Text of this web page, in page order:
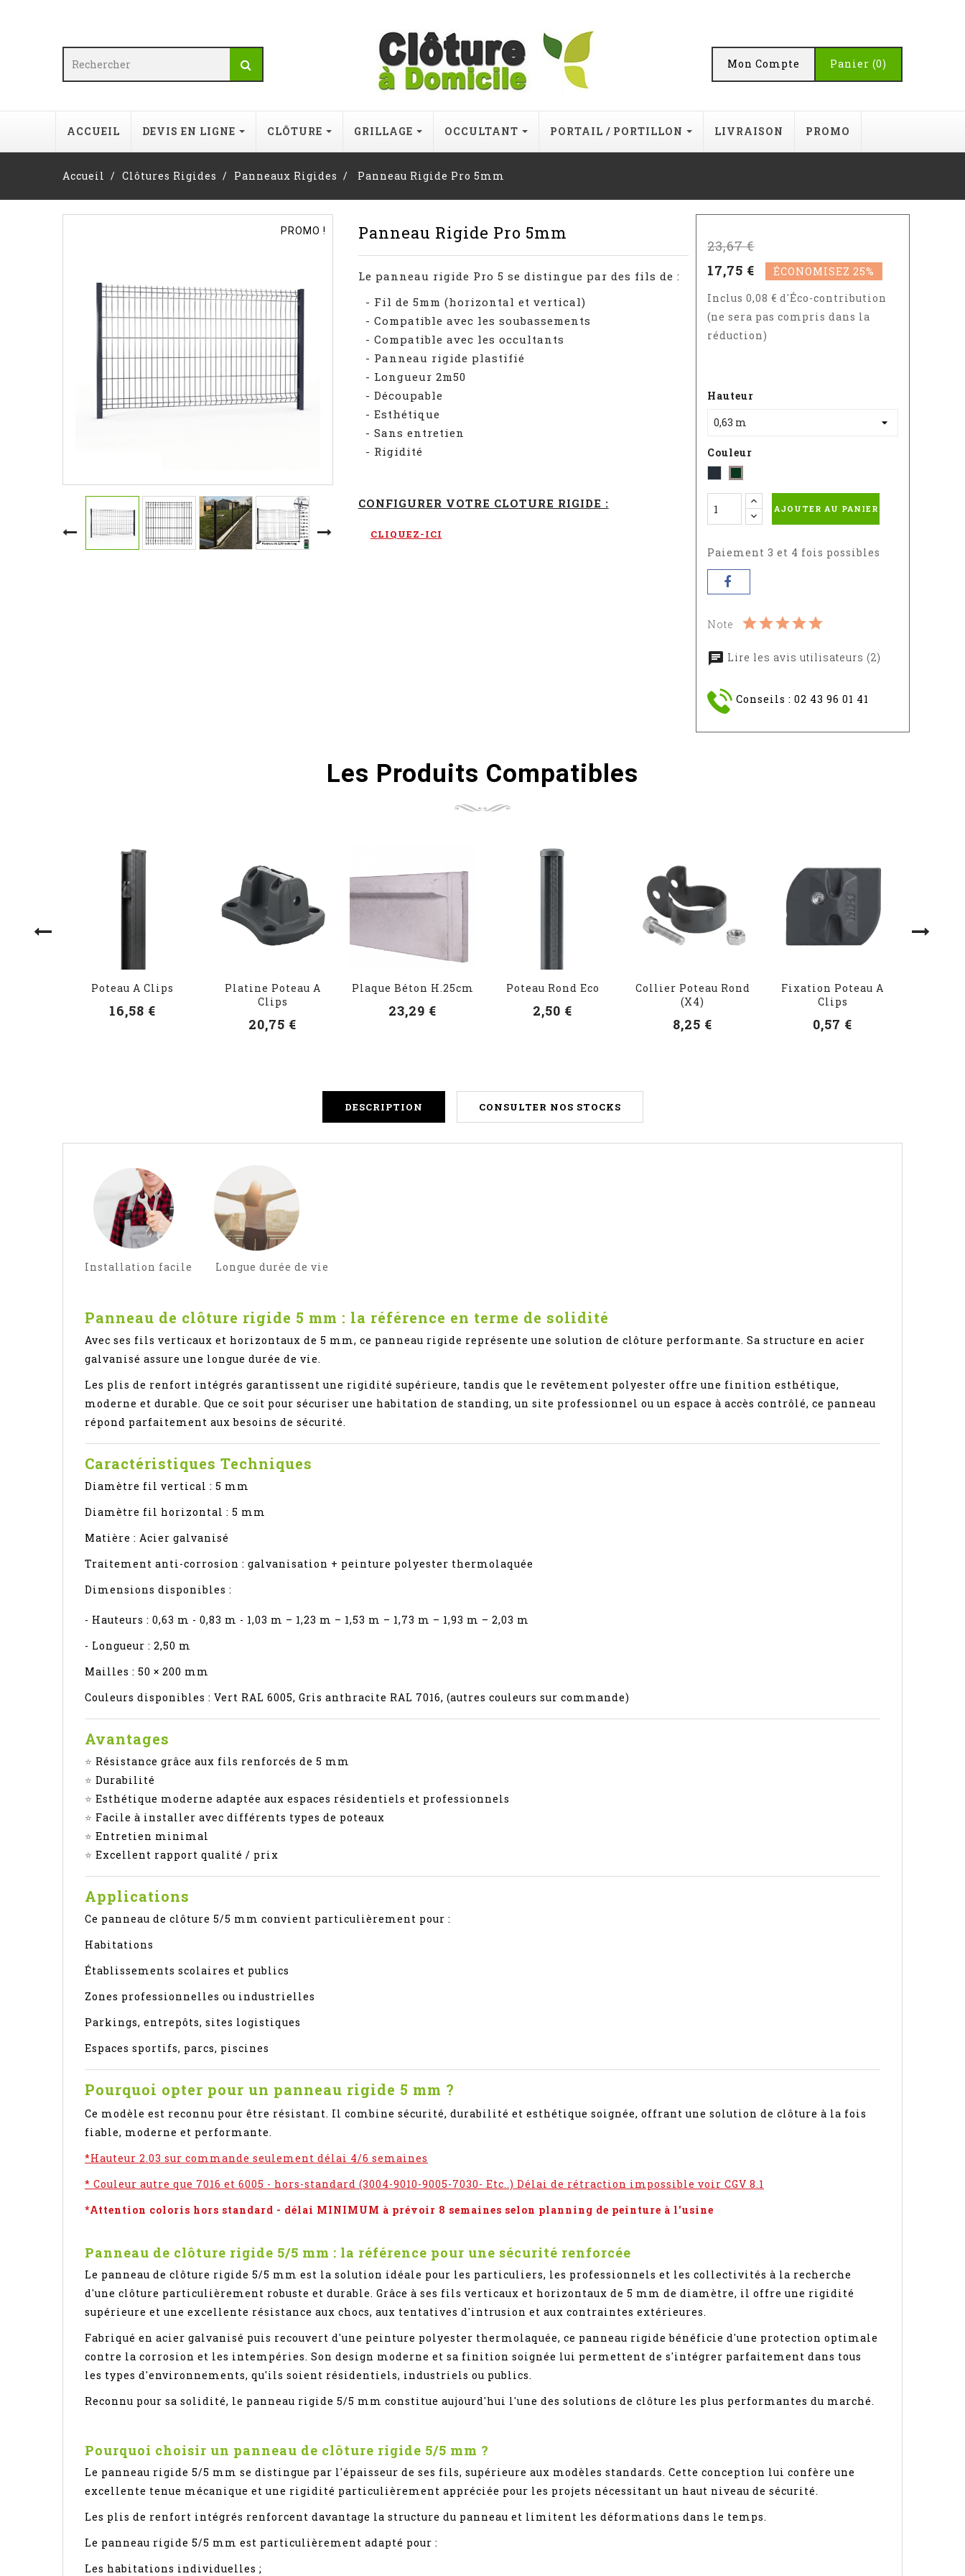
Panier (0)
Mon Compte
ACCUEIL DEVIS EN LIGNE CLÔTURE GRILLAGE OCCULTANT PORTAIL / PORTILLON LIVRAISON PROMO
Accueil Clôtures Rigides Panneaux Rigides Panneau Rigide Pro 5mm
PROMO ! Panneau Rigide Pro 5mm
Le panneau rigide Pro 5 se distingue par des fils de :
- Fil de 5mm (horizontal et vertical)
- Compatible avec les soubassements
- Compatible avec les occultants
- Panneau rigide plastifié
- Longueur 2m50
- Découpable
- Esthétique
- Sans entretien
- Rigidité
CONFIGURER VOTRE CLOTURE RIGIDE :
CLIQUEZ-ICI
23,67 €
17,75 €
ÉCONOMISEZ 25%
Inclus 0,08 € d'Éco-contribution
(ne sera pas compris dans la
réduction)
Hauteur
Couleur
Gris
-
RAL
Vert
-
RAL
AJOUTER AU PANIER
Paiement 3 et 4 fois possibles
Note
Lire les avis utilisateurs (2)
Conseils : 02 43 96 01 41
Les Produits Compatibles
Poteau A Clips
16,58 €
Platine Poteau A
Clips
20,75 €
Plaque Béton H.25cm
23,29 €
Poteau Rond Eco
2,50 €
Collier Poteau Rond
(x4)
8,25 €
Fixation Poteau A
Clips
0,57 €
DESCRIPTION CONSULTER NOS STOCKS
Installation facile Longue durée de vie
Panneau de clôture rigide 5 mm : la référence en terme de solidité
Avec ses fils verticaux et horizontaux de 5 mm, ce panneau rigide représente une solution de clôture performante. Sa structure en acier
galvanisé assure une longue durée de vie.
Les plis de renfort intégrés garantissent une rigidité supérieure, tandis que le revêtement polyester offre une finition esthétique,
moderne et durable. Que ce soit pour sécuriser une habitation de standing, un site professionnel ou un espace à accès contrôlé, ce panneau
répond parfaitement aux besoins de sécurité.
Caractéristiques Techniques
Diamètre fil vertical : 5 mm
Diamètre fil horizontal : 5 mm
Matière : Acier galvanisé
Traitement anti-corrosion : galvanisation + peinture polyester thermolaquée
Dimensions disponibles :
- Hauteurs : 0,63 m - 0,83 m - 1,03 m – 1,23 m – 1,53 m – 1,73 m – 1,93 m – 2,03 m
- Longueur : 2,50 m
Mailles : 50 × 200 mm
Couleurs disponibles : Vert RAL 6005, Gris anthracite RAL 7016, (autres couleurs sur commande)
Avantages
⭐ Résistance grâce aux fils renforcés de 5 mm
⭐ Durabilité
⭐ Esthétique moderne adaptée aux espaces résidentiels et professionnels
⭐ Facile à installer avec différents types de poteaux
⭐ Entretien minimal
⭐ Excellent rapport qualité / prix
Applications
Ce panneau de clôture 5/5 mm convient particulièrement pour :
Habitations
Établissements scolaires et publics
Zones professionnelles ou industrielles
Parkings, entrepôts, sites logistiques
Espaces sportifs, parcs, piscines
Pourquoi opter pour un panneau rigide 5 mm ?
Ce modèle est reconnu pour être résistant. Il combine sécurité, durabilité et esthétique soignée, offrant une solution de clôture à la fois
fiable, moderne et performante.
*Hauteur 2.03 sur commande seulement délai 4/6 semaines
* Couleur autre que 7016 et 6005 - hors-standard (3004-9010-9005-7030- Etc..) Délai de rétraction impossible voir CGV 8.1
*Attention coloris hors standard - délai MINIMUM à prévoir 8 semaines selon planning de peinture à l'usine
Panneau de clôture rigide 5/5 mm : la référence pour une sécurité renforcée
Le panneau de clôture rigide 5/5 mm est la solution idéale pour les particuliers, les professionnels et les collectivités à la recherche
d'une clôture particulièrement robuste et durable. Grâce à ses fils verticaux et horizontaux de 5 mm de diamètre, il offre une rigidité
supérieure et une excellente résistance aux chocs, aux tentatives d'intrusion et aux contraintes extérieures.
Fabriqué en acier galvanisé puis recouvert d'une peinture polyester thermolaquée, ce panneau rigide bénéficie d'une protection optimale
contre la corrosion et les intempéries. Son design moderne et sa finition soignée lui permettent de s'intégrer parfaitement dans tous
les types d'environnements, qu'ils soient résidentiels, industriels ou publics.
Reconnu pour sa solidité, le panneau rigide 5/5 mm constitue aujourd'hui l'une des solutions de clôture les plus performantes du marché.
Pourquoi choisir un panneau de clôture rigide 5/5 mm ?
Le panneau rigide 5/5 mm se distingue par l'épaisseur de ses fils, supérieure aux modèles standards. Cette conception lui confère une
excellente tenue mécanique et une rigidité particulièrement appréciée pour les projets nécessitant un haut niveau de sécurité.
Les plis de renfort intégrés renforcent davantage la structure du panneau et limitent les déformations dans le temps.
Le panneau rigide 5/5 mm est particulièrement adapté pour :
Les habitations individuelles ;